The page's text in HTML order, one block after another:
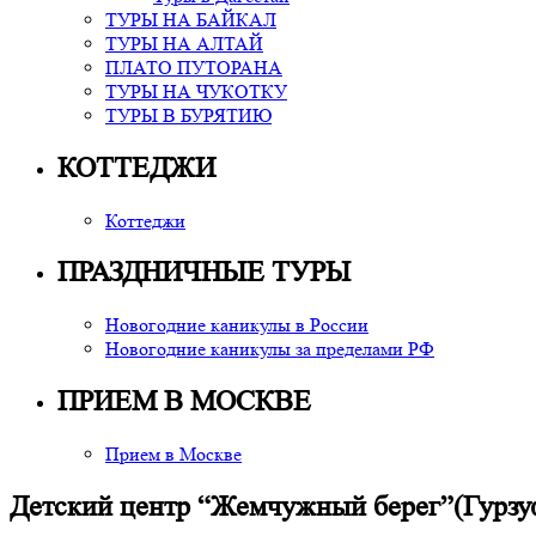
ТУРЫ НА БАЙКАЛ
ТУРЫ НА АЛТАЙ
ПЛАТО ПУТОРАНА
ТУРЫ НА ЧУКОТКУ
ТУРЫ В БУРЯТИЮ
КОТТЕДЖИ
Коттеджи
ПРАЗДНИЧНЫЕ ТУРЫ
Новогодние каникулы в России
Новогодние каникулы за пределами РФ
ПРИЕМ В МОСКВЕ
Прием в Москве
Детский центр “Жемчужный